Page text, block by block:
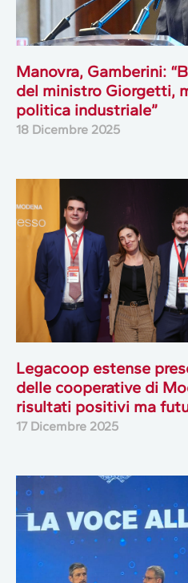
Manovra, Gamberini:
del ministro Giorgetti,
politica industriale”
18 Dicembre 2025
Legacoop estense
delle cooperative di
risultati positivi ma
17 Dicembre 2025